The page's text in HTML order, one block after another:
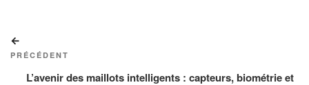
de
l’article
précédent
PRÉCÉDENT
L’avenir des maillots intelligents : capteurs, biométrie et